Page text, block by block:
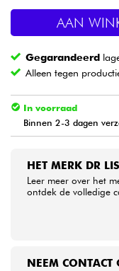
Drums &
Blaasinstrument
Viool & Quatuor
Kabels &
Sets
AAN
Gegarandeerd
Alleen tegen
In voorraad
Binnen 2-3 dagen
HET MERK DR
Leer meer over het
ontdek de volledige
NEEM CONTACT